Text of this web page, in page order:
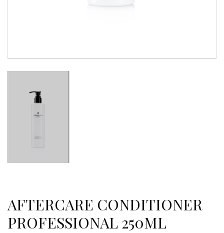
AFTERCARE CONDITIONER
PROFESSIONAL 250ML